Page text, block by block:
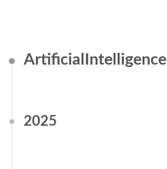
ArtificialIntelligence
2025